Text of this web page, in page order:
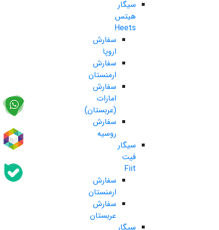
سیگار
هیتس
Heets
سفارش
اروپا
سفارش
ارمنستان
سفارش
امارات
(عربستان)
سفارش
روسیه
سیگار
فیت
Fiit
سفارش
ارمنستان
سفارش
عربستان
سیگار